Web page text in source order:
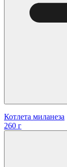
Котлета миланеза
260 г